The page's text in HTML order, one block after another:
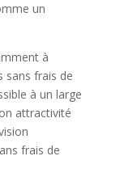
un
à
sans frais de
à un large
attractivité
frais de